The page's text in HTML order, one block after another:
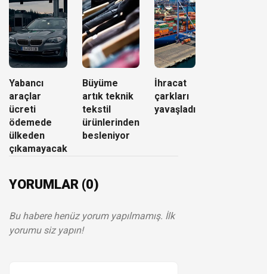
Yabancı
araçlar
ücreti
ödemede
ülkeden
çıkamayacak
Büyüme
artık teknik
tekstil
ürünlerinden
besleniyor
İhracat
çarkları
yavaşladı
YORUMLAR (0)
Bu habere henüz yorum yapılmamış. İlk
yorumu siz yapın!